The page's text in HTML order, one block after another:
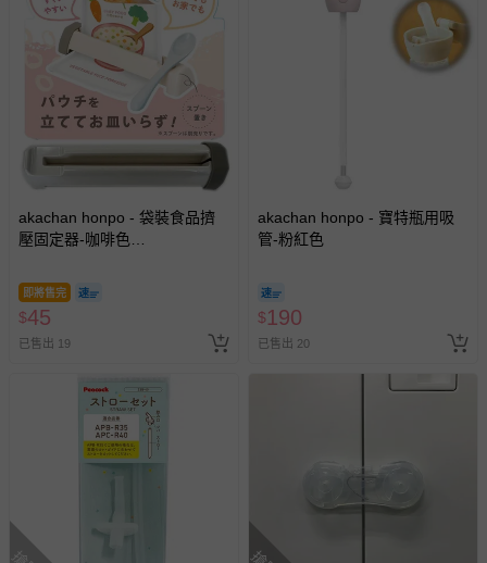
akachan honpo - 袋裝食品擠
壓固定器-咖啡色
即將售完
$45
已售出 19
akachan honpo - 寶特瓶用吸
管-粉紅色
$190
已售出 20